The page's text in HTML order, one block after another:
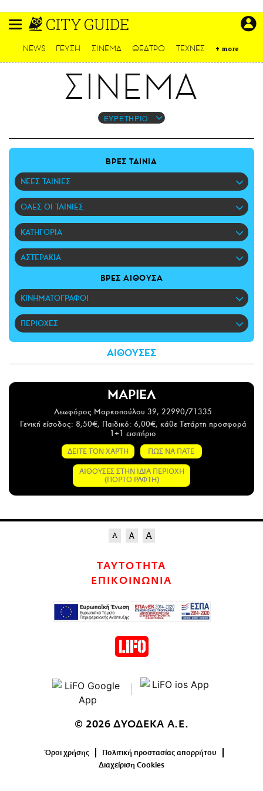
περιεχόμενο
CITY GUIDE
LIFO SHOP
NEWSLETTER
ΜΙΚΡΟΠΡΑΓΜΑΤΑ
THE GOOD LIFO
LIFOLAND
ΑΜΠΑ
PRINT
ΕΙΔΗΣΕΙΣ
CULTURE
ΑΠΟΨΕΙΣ
ΤΡΟΠΟΣ ΖΩΗΣ
NEWS ΓΕΥΣΗ ΣΙΝΕΜΑ ΘΕΑΤΡΟ ΤΕΧΝΕΣ + more
ΣΙΝΕΜΑ
ΕΥΡΕΤΗΡΙΟ
ΒΡΕΣ ΤΑΙΝΙΑ
ΝΕΕΣ ΤΑΙΝΙΕΣ
ΟΛΕΣ ΟΙ ΤΑΙΝΙΕΣ
ΚΑΤΗΓΟΡΙΑ
ΒΡΕΣ ΑΙΘΟΥΣΑ
ΚΙΝΗΜΑΤΟΓΡΑΦΟΙ
ΠΕΡΙΟΧΕΣ
ΑΣΤΕΡΑΚΙΑ
ΑΙΘΟΥΣΕΣ
ΜΑΡΙΕΛ
Λεωφόρος Μαρκοπούλου 39, 22990/71335
Γενική είσοδος: 8,50€, Παιδικό: 6,00€, κάθε Τετάρτη προσφορά
1+1 εισιτήριο
ΔΕΙΤΕ ΤΟΝ ΧΑΡΤΗ ΠΩΣ ΝΑ ΠΑΤΕ
ΑΙΘΟΥΣΕΣ ΣΤΗΝ ΙΔΙΑ ΠΕΡΙΟΧΗ
(ΠΟΡΤΟ ΡΑΦΤΗ)
ΤΑΥΤΟΤΗΤΑ
ΕΠΙΚΟΙΝΩΝΙΑ
© 2026 ΔΥΟΔΕΚΑ Α.Ε.
Όροι χρήσης
Πολιτική προστασίας απορρήτου
Διαχείριση Cookies